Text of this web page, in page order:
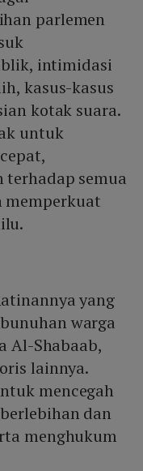
parlemen
intimidasi
kasus-kasus
kotak suara.
untuk
terhadap semua
memperkuat
yang
warga
Al-Shabaab,
lainnya.
mencegah
dan
menghukum